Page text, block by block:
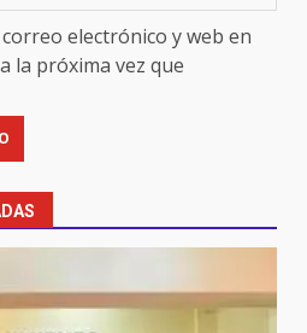
electrónico y web en
la próxima vez que